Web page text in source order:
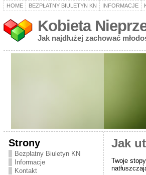
HOME BEZPŁATNY BIULETYN KN INFORMACJE
Kobieta
Jak najdłużej zachować
Strony
Bezpłatny Biuletyn KN
Informacje
Kontakt
Jak
Twoje